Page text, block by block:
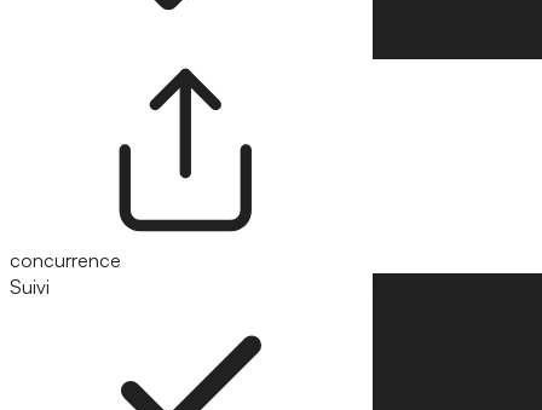
concurrence
Suivi